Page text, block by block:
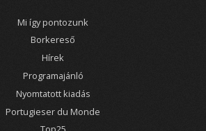
Mi így pontozunk
Borkereső
Hírek
Programajánló
Nyomtatott kiadás
Portugieser du Monde